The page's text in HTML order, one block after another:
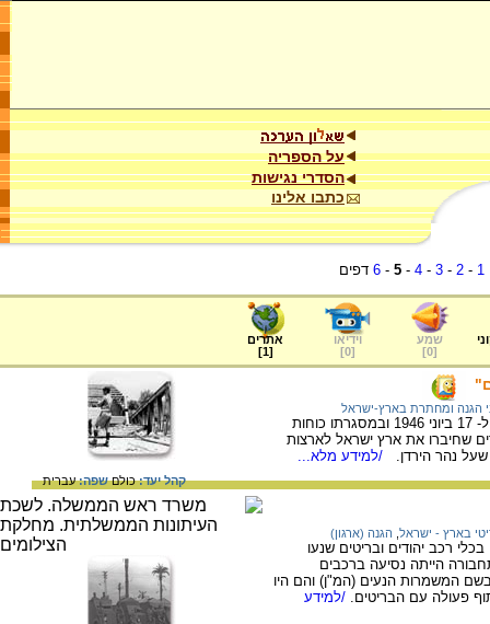
על הספריה
הסדרי נגישות
כתבו אלינו
1
-
2
-
3
-
4
-
5
-
6 דפים
שמע
[
0
]
וידיאו
[
0
]
אתרים
[
1
]
הגנה ומחתרת בארץ-ישראל
מבצע "ליל הגשרים" התרחש בלילה שבין 16 ל- 17 ביוני 1946 ובמסגרתו כוחות
לפוצץ בעת ובעונה אחת 11 גשרים שחיברו את ארץ ישראל לארצות
נהר הירדן.
/למידע מלא...
קהל יעד:כולםשפה:עברית
בארץ - ישראל הגנה (ארגון)
רכב יהודים ובריטים שנעו
הייתה נסיעה ברכבים
בשם המשמרות הנעים (המ"ן) והם היו
פעולה עם הבריטים. /למידע